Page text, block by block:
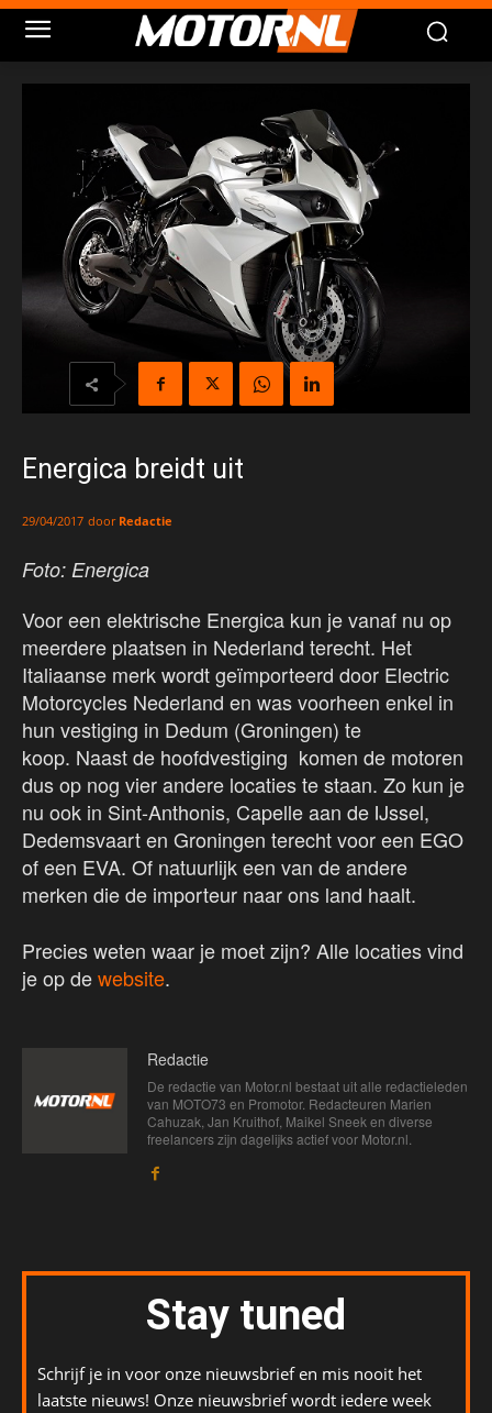
Energica breidt uit
29/04/2017 door Redactie
Foto: Energica
Voor een elektrische Energica kun je vanaf nu op
meerdere plaatsen in Nederland terecht. Het
Italiaanse merk wordt geïmporteerd door Electric
Motorcycles Nederland en was voorheen enkel in
hun vestiging in Dedum (Groningen) te
koop. Naast de hoofdvestiging komen de motoren
dus op nog vier andere locaties te staan. Zo kun je
nu ook in Sint-Anthonis, Capelle aan de IJssel,
Dedemsvaart en Groningen terecht voor een EGO
of een EVA. Of natuurlijk een van de andere
merken die de importeur naar ons land haalt.
Precies weten waar je moet zijn? Alle locaties vind
je op dewebsite.
Redactie
De redactie van Motor.nl bestaat uit alle redactieleden
van MOTO73 en Promotor. Redacteuren Marien
Cahuzak, Jan Kruithof, Maikel Sneek en diverse
freelancers zijn dagelijks actief voor Motor.nl.
Stay tuned
Schrijf je in voor onze nieuwsbrief en mis nooit het
laatste nieuws! Onze nieuwsbrief wordt iedere week